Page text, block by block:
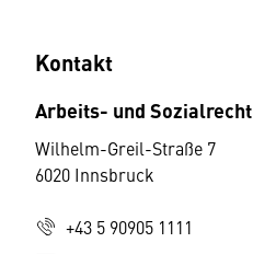
Kontakt
Arbeits- und Sozialrecht
Wilhelm-Greil-Straße 7
6020 Innsbruck
+43 5 90905 1111